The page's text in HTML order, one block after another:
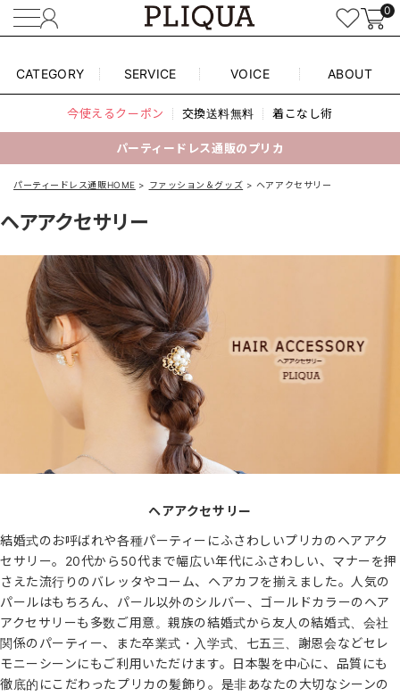
0
CATEGORY SERVICE VOICE ABOUT
今使えるクーポン 交換送料無料 着こなし術
パーティードレス通販のプリカ
パーティードレス通販HOME ファッション＆グッズ ヘアアクセサリー
ヘアアクセサリー
ヘアアクセサリー
結婚式のお呼ばれや各種パーティーにふさわしいプリカのヘアアク
セサリー。20代から50代まで幅広い年代にふさわしい、マナーを押
さえた流行りのバレッタやコーム、ヘアカフを揃えました。人気の
パールはもちろん、パール以外のシルバー、ゴールドカラーのヘア
アクセサリーも多数ご用意。親族の結婚式から友人の結婚式、会社
関係のパーティー、また卒業式・入学式、七五三、謝恩会などセレ
モニーシーンにもご利用いただけます。日本製を中心に、品質にも
徹底的にこだわったプリカの髪飾り。是非あなたの大切なシーンの